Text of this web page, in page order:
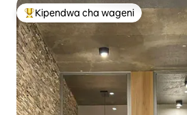
Kipendwa maarufu cha wageni
Kipendwa cha wageni